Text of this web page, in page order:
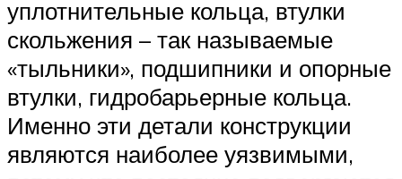
уплотнительные кольца, втулки
скольжения – так называемые
«тыльники», подшипники и опорные
втулки, гидробарьерные кольца.
Именно эти детали конструкции
являются наиболее уязвимыми,